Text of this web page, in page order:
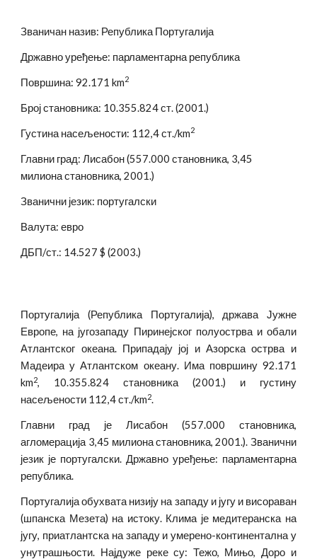
Званичан назив: Република Португалија
Државно уређење: парламентарна република
Површина: 92.171 km2
Број становника: 10.355.824 ст. (2001.)
Густина насељености: 112,4 ст./km2
Главни град: Лисабон (557.000 становника, 3,45
милиона становника, 2001.)
Званични језик: португалски
Валута: евро
ДБП/ст.: 14.527 $ (2003.)
Португалија (Република Португалија), држава Јужне
Европе, на југозападу Пиринејског полуострва и обали
Атлантског океана. Припадају јој и Азорска острва и
Мадеира у Атлантском океану. Има површину 92.171
km2, 10.355.824 становника (2001.) и густину
насељености 112,4 ст./km2.
Главни град је Лисабон (557.000 становника,
агломерација 3,45 милиона становника, 2001.). Званични
језик је португалски. Државно уређење: парламентарна
република.
Португалија обухвата низију на западу и југу и висораван
(шпанска Мезета) на истоку. Клима је медитеранска на
југу, приатлантска на западу и умерено-континентална у
унутрашњости. Најдуже реке су: Тежо, Мињо, Доро и